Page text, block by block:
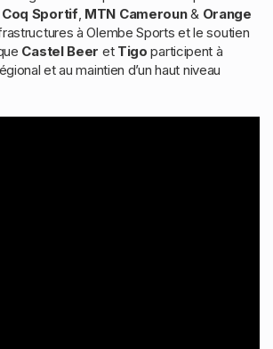
Coq Sportif, MTN Cameroun& Orange
à Olembe Sports et le soutien
Castel Beer et Tigo participent à
et au maintien d’un haut niveau